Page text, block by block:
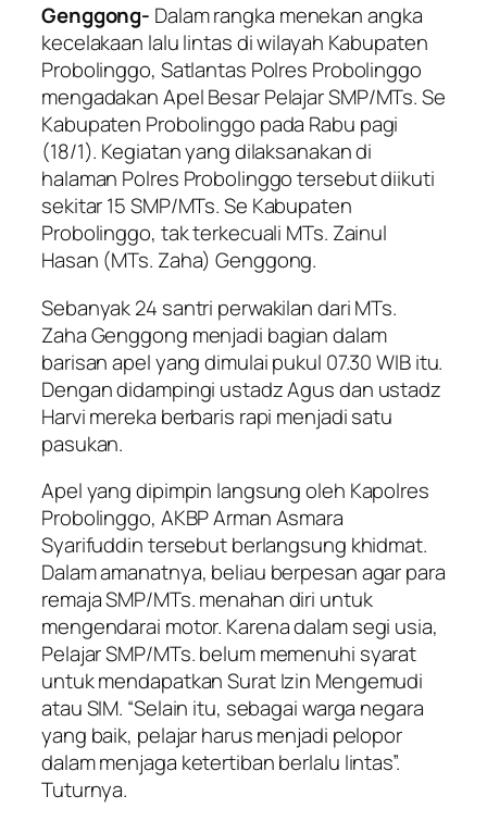
Genggong- Dalam rangka menekan angka
kecelakaan lalu lintas di wilayah Kabupaten
Probolinggo, Satlantas Polres Probolinggo
mengadakan Apel Besar Pelajar SMP/MTs. Se
Kabupaten Probolinggo pada Rabu pagi
(18/1). Kegiatan yang dilaksanakan di
halaman Polres Probolinggo tersebut diikuti
sekitar 15 SMP/MTs. Se Kabupaten
Probolinggo, tak terkecuali MTs. Zainul
Hasan (MTs. Zaha) Genggong.
Sebanyak 24 santri perwakilan dari MTs.
Zaha Genggong menjadi bagian dalam
barisan apel yang dimulai pukul 07.30 WIB itu.
Dengan didampingi ustadz Agus dan ustadz
Harvi mereka berbaris rapi menjadi satu
pasukan.
Apel yang dipimpin langsung oleh Kapolres
Probolinggo, AKBP Arman Asmara
Syarifuddin tersebut berlangsung khidmat.
Dalam amanatnya, beliau berpesan agar para
remaja SMP/MTs. menahan diri untuk
mengendarai motor. Karena dalam segi usia,
Pelajar SMP/MTs. belum memenuhi syarat
untuk mendapatkan Surat Izin Mengemudi
atau SIM. “Selain itu, sebagai warga negara
yang baik, pelajar harus menjadi pelopor
dalam menjaga ketertiban berlalu lintas”.
Tuturnya.